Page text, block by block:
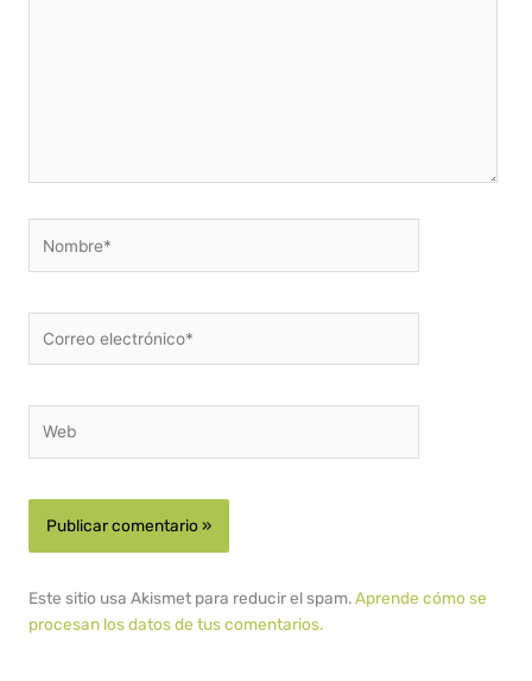
electrónico*
Este sitio usa Akismet para reducir el spam.Aprende cómo se
procesan los datos de tus comentarios.